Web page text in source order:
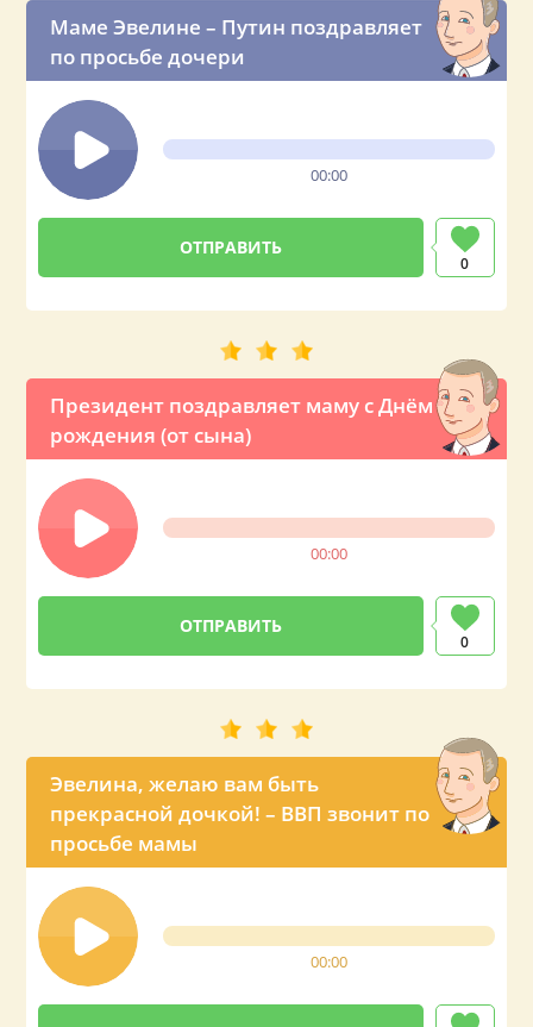
Маме Эвелине – Путин поздравляет
по просьбе дочери
00:00
0
Президент поздравляет маму с Днём
рождения (от сына)
00:00
0
Эвелина, желаю вам быть
прекрасной дочкой! – ВВП звонит по
просьбе мамы
00:00